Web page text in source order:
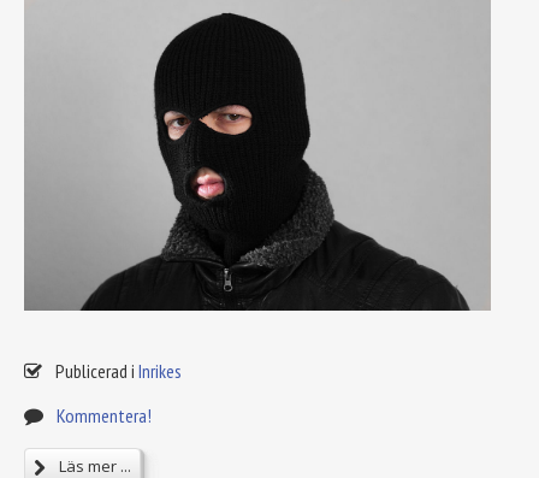
Publicerad i Inrikes
Kommentera!
Läs mer ...